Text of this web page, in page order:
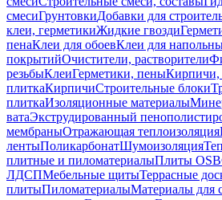
смесиГрунтовкиДобавки для
клеи, герметикиЖидкие гвозди
пенаКлеи для обоевКлеи для
покрытийОчистители, растворители
резьбыКлеиГерметики, пеныКирпичи,
плиткаКирпичиСтроительные блоки
плиткаИзоляционные материалы
ватаЭкструдированный
мембраныОтражающая теплоизоляция
лентыПоликарбонатШумоизоляция
плитные и пиломатериалыПлиты OSB
ЛДСПМебельные щитыТеррасные
плитыПиломатериалыМатериалы для